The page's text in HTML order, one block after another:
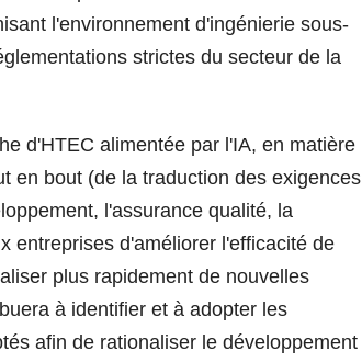
l'environnement d'ingénierie sous-
strictes du secteur de la
d'HTEC alimentée par l'IA, en matière
en bout (de la traduction des exigences
l'assurance qualité, la
entreprises d'améliorer l'efficacité de
plus rapidement de nouvelles
à identifier et à adopter les
afin de rationaliser le développement